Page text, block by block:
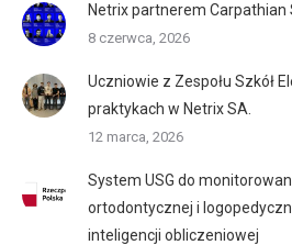
Netrix partnerem Carpathian
8 czerwca, 2026
Uczniowie z Zespołu Szkół
praktykach w Netrix SA.
12 marca, 2026
System USG do
ortodontycznej i
inteligencji obliczeniowej